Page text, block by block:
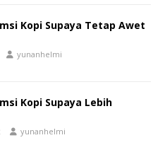
Kopi Supaya Tetap Awet
yunanhelmi
Kopi Supaya Lebih
yunanhelmi